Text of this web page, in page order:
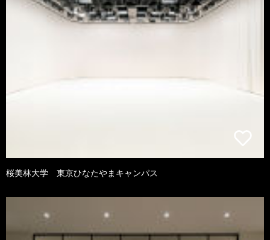
桜美林大学 東京ひなたやまキャンパス